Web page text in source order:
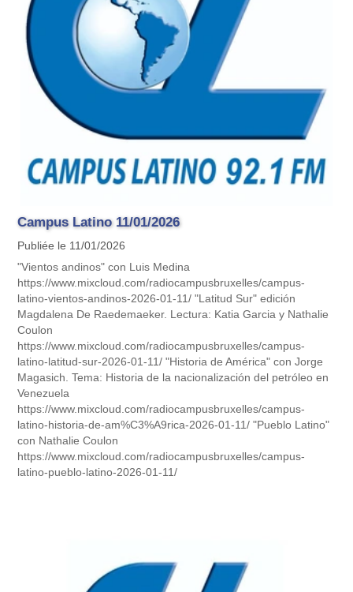
Campus Latino 11/01/2026
Publiée le 11/01/2026
"Vientos andinos" con Luis Medina
https://www.mixcloud.com/radiocampusbruxelles/campus-
latino-vientos-andinos-2026-01-11/ "Latitud Sur" edición
Magdalena De Raedemaeker. Lectura: Katia Garcia y Nathalie
Coulon
https://www.mixcloud.com/radiocampusbruxelles/campus-
latino-latitud-sur-2026-01-11/ "Historia de América" con Jorge
Magasich. Tema: Historia de la nacionalización del petróleo en
Venezuela
https://www.mixcloud.com/radiocampusbruxelles/campus-
latino-historia-de-am%C3%A9rica-2026-01-11/ "Pueblo Latino"
con Nathalie Coulon
https://www.mixcloud.com/radiocampusbruxelles/campus-
latino-pueblo-latino-2026-01-11/